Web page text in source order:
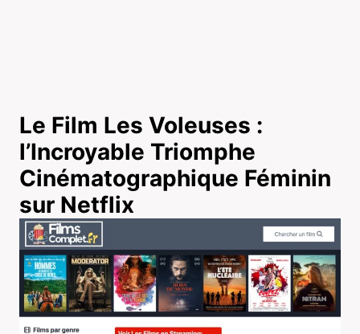
Le Film Les Voleuses :
l’Incroyable Triomphe
Cinématographique Féminin
sur Netflix